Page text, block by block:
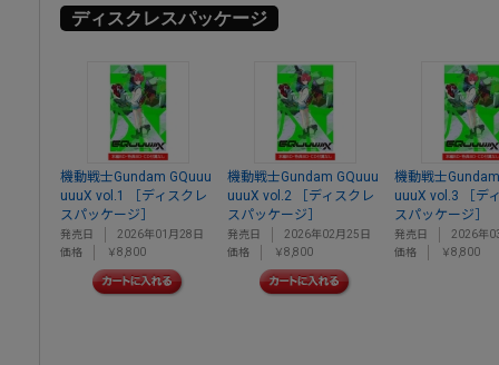
ディスクレスパッケージ
機動戦士Gundam GQuuu
uuuX vol.1 ［ディスクレ
スパッケージ］
発売日
2026年01月28日
価格
￥8,800
機動戦士Gundam GQuuu
uuuX vol.2 ［ディスクレ
スパッケージ］
発売日
2026年02月25日
価格
￥8,800
機動戦士
uuuX vol.3 ［デ
スパッケージ］
発売日
2026年
価格
￥8,800